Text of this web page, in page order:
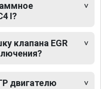
I?
клапана EGR
двигателю